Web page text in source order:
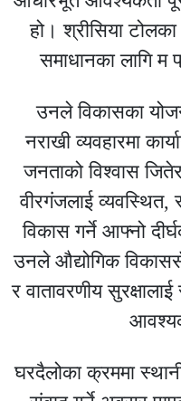
हो। श्रीसिया टोलका
समाधानका लागि म
उनले विकासका
नराखी व्यवहारमा
जनताको विश्वास
वीरगंजलाई व्यवस्थित,
विकास गर्ने आफ्नो
उनले औद्योगिक
र वातावरणीय
घरदैलोका क्रममा